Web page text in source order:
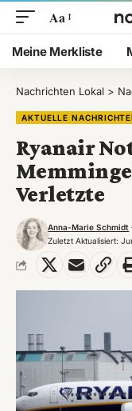
Aa
Meine Merkliste
Nachrichten Lokal >
AKTUELLE
Ryanair
Verletzte
Zuletzt Aktualisiert:
Anna-Marie Schmidt